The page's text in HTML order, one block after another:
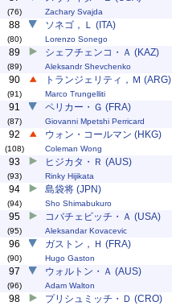
(76) Zachary Svajda
88
(80)
ソネゴ，Ｌ (ITA)
Lorenzo Sonego
89
(89)
シェフチェンコ・Ａ (KAZ)
Aleksandr Shevchenko
90
(91)
トランジェリティ，Ｍ (ARG)
Marco Trungelliti
91
(87)
ペリカー・Ｇ (FRA)
Giovanni Mpetshi Perricard
92
(108)
ウォン・コールマン (HKG)
Coleman Wong
93
(93)
ヒジカタ・Ｒ (AUS)
Rinky Hijikata
94
(94)
島袋将 (JPN)
Sho Shimabukuro
95
(95)
コバチェビッチ・Ａ (USA)
Aleksandar Kovacevic
96
(90)
ガストン，Ｈ (FRA)
Hugo Gaston
97
(96)
ウォルトン・Ａ (AUS)
Adam Walton
98 プリシュミッチ・Ｄ (CRO)